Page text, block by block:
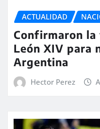
ACTUALIDAD
Confirmaron
León XIV para
Argentina
Hector Perez